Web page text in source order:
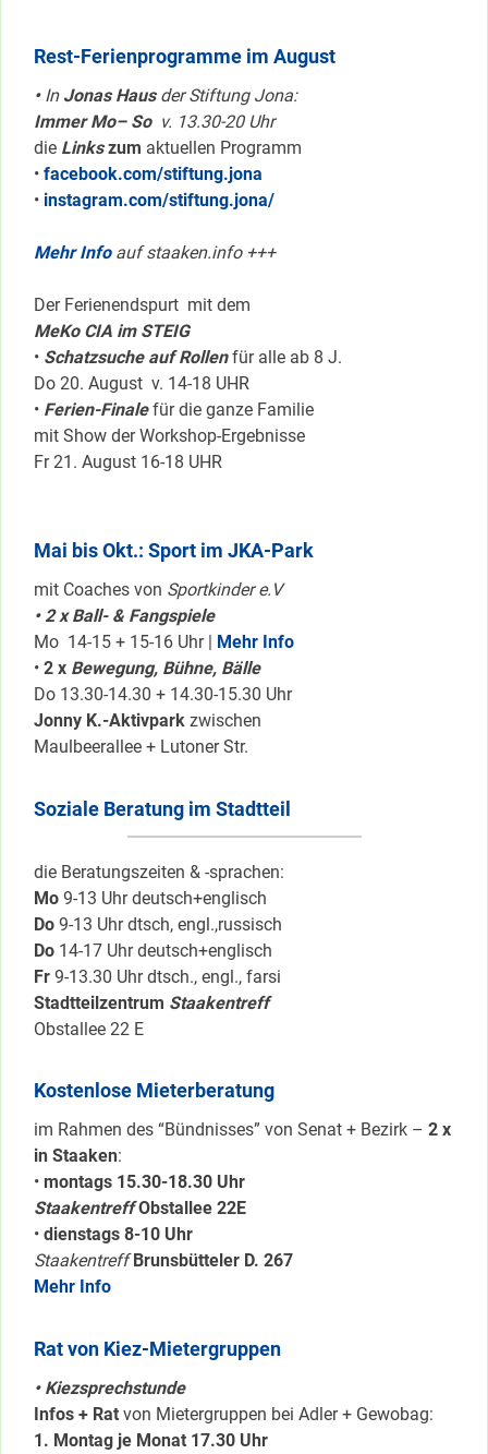
Rest-Ferienprogramme im August
•InJonas Hausder Stiftung Jona:
Immer Mo– So v. 13.30-20 Uhr
die Linkszum aktuellen Programm
• facebook.com/stiftung.jona
• instagram.com/stiftung.jona/
Mehr Infoauf staaken.info +++
Der Ferienendspurt mit dem
MeKo CIA im STEIG
• Schatzsuche auf Rollenfür alle ab 8 J.
Do 20. August v. 14-18 UHR
• Ferien-Finalefür die ganze Familie
mit Show der Workshop-Ergebnisse
Fr 21. August 16-18 UHR
Mai bis Okt.: Sport im JKA-Park
mit Coaches von Sportkinder e.V
• 2 x Ball- & Fangspiele
Mo 14-15 + 15-16 Uhr | Mehr Info
• 2 x Bewegung, Bühne, Bälle
Do 13.30-14.30 + 14.30-15.30 Uhr
Jonny K.-Aktivpark zwischen
Maulbeerallee + Lutoner Str.
Soziale Beratung im Stadtteil
die Beratungszeiten & -sprachen:
Mo 9-13 Uhr deutsch+englisch
Do 9-13 Uhr dtsch, engl.,russisch
Do 14-17 Uhr deutsch+englisch
Fr 9-13.30 Uhr dtsch., engl., farsi
Stadtteilzentrum Staakentreff
Obstallee 22 E
Kostenlose Mieterberatung
im Rahmen des “Bündnisses” von Senat + Bezirk – 2 x
in Staaken:
• montags 15.30-18.30 Uhr
Staakentreff Obstallee 22E
• dienstags 8-10 Uhr
Staakentreff Brunsbütteler D. 267
Mehr Info
Rat von Kiez-Mietergruppen
• Kiezsprechstunde
Infos + Rat von Mietergruppen bei Adler + Gewobag:
1. Montag je Monat 17.30 Uhr